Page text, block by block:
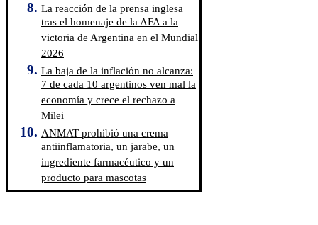
La reacción de la prensa inglesa
tras el homenaje de la AFA a la
victoria de Argentina en el Mundial
2026
La baja de la inflación no alcanza:
7 de cada 10 argentinos ven mal la
economía y crece el rechazo a
Milei
ANMAT prohibió una crema
antiinflamatoria, un jarabe, un
ingrediente farmacéutico y un
producto para mascotas